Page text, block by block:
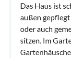
Das Haus ist
außen
oder auch
sitzen. Im